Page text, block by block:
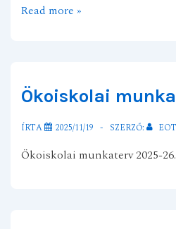
Aktív
Read more »
Ökoiskolai
ÍRTA 2025/11/19 SZERZŐ:
Ökoiskolai munkaterv 2025-26.